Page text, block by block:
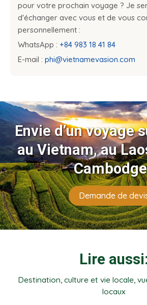
pour votre prochain voyage ? Je
d'échanger avec vous et de vous
personnellement :
WhatsApp : +84 983 18 41 84
E-mail : phi@vietnamevasion.com
Envie d’un voyage
au Vietnam, au
Demande de
Lire aussi:
Destination, culture et vie locale,
locaux